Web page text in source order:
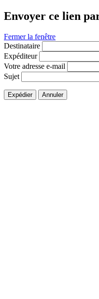
Envoyer ce lien
Fermer la fenêtre
Destinataire
Expéditeur
Votre adresse e-mail
Sujet
Expédier Annuler